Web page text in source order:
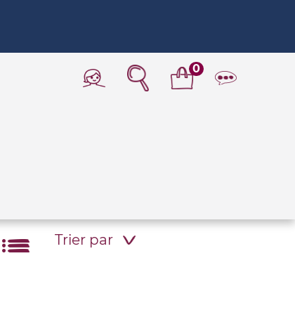
0
Trier par